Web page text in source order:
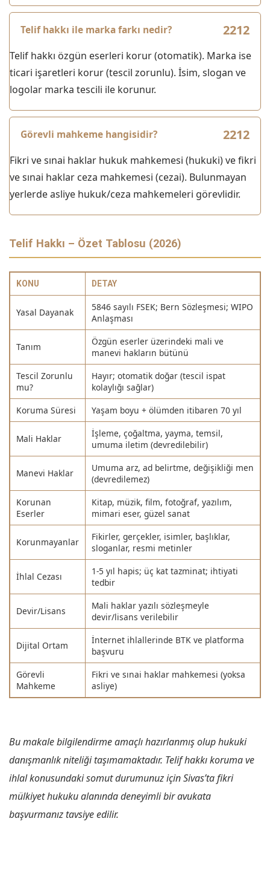
Telif hakkı ile marka farkı nedir?
Telif hakkı özgün eserleri korur (otomatik). Marka ise
ticari işaretleri korur (tescil zorunlu). İsim, slogan ve
logolar marka tescili ile korunur.
Görevli mahkeme hangisidir?
Fikri ve sınai haklar hukuk mahkemesi (hukuki) ve fikri
ve sınai haklar ceza mahkemesi (cezai). Bulunmayan
yerlerde asliye hukuk/ceza mahkemeleri görevlidir.
Telif Hakkı – Özet Tablosu (2026)
KONU DETAY
Yasal Dayanak
5846 sayılı FSEK; Bern Sözleşmesi; WIPO
Anlaşması
Tanım
Özgün eserler üzerindeki mali ve
manevi hakların bütünü
Tescil Zorunlu
mu?
Hayır; otomatik doğar (tescil ispat
kolaylığı sağlar)
Koruma Süresi
Yaşam boyu + ölümden itibaren 70 yıl
Mali Haklar
İşleme, çoğaltma, yayma, temsil,
umuma iletim (devredilebilir)
Manevi Haklar
Umuma arz, ad belirtme, değişikliği men
(devredilemez)
Korunan
Eserler
Kitap, müzik, film, fotoğraf, yazılım,
mimari eser, güzel sanat
Korunmayanlar
Fikirler, gerçekler, isimler, başlıklar,
sloganlar, resmi metinler
İhlal Cezası
1-5 yıl hapis; üç kat tazminat; ihtiyati
tedbir
Devir/Lisans
Mali haklar yazılı sözleşmeyle
devir/lisans verilebilir
Dijital Ortam
İnternet ihlallerinde BTK ve platforma
başvuru
Görevli
Mahkeme
Fikri ve sınai haklar mahkemesi (yoksa
asliye)
Bu makale bilgilendirme amaçlı hazırlanmış olup hukuki
danışmanlık niteliği taşımamaktadır. Telif hakkı koruma ve
ihlal konusundaki somut durumunuz için Sivas’ta fikri
mülkiyet hukuku alanında deneyimli bir avukata
başvurmanız tavsiye edilir.